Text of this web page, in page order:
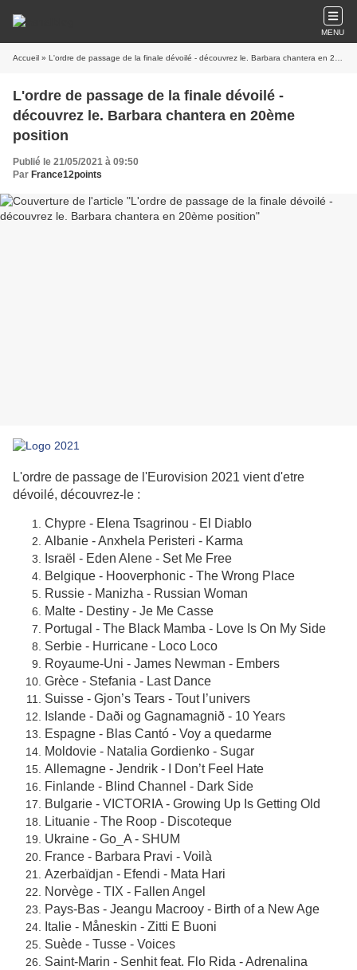
MENU
Accueil » L'ordre de passage de la finale dévoilé - découvrez le. Barbara chantera en 20ème position
L'ordre de passage de la finale dévoilé -
découvrez le. Barbara chantera en 20ème
position
Publié le 21/05/2021 à 09:50
Par France12points
L'ordre de passage de l'Eurovision 2021 vient d'etre
dévoilé, découvrez-le :
Chypre - Elena Tsagrinou - El Diablo
Albanie - Anxhela Peristeri - Karma
Israël - Eden Alene - Set Me Free
Belgique - Hooverphonic - The Wrong Place
Russie - Manizha - Russian Woman
Malte - Destiny - Je Me Casse
Portugal - The Black Mamba - Love Is On My Side
Serbie - Hurricane - Loco Loco
Royaume-Uni - James Newman - Embers
Grèce - Stefania - Last Dance
Suisse - Gjon’s Tears - Tout l’univers
Islande - Daði og Gagnamagnið - 10 Years
Espagne - Blas Cantó - Voy a quedarme
Moldovie - Natalia Gordienko - Sugar
Allemagne - Jendrik - I Don’t Feel Hate
Finlande - Blind Channel - Dark Side
Bulgarie - VICTORIA - Growing Up Is Getting Old
Lituanie - The Roop - Discoteque
Ukraine - Go_A - SHUM
France - Barbara Pravi - Voilà
Azerbaïdjan - Efendi - Mata Hari
Norvège - TIX - Fallen Angel
Pays-Bas - Jeangu Macrooy - Birth of a New Age
Italie - Måneskin - Zitti E Buoni
Suède - Tusse - Voices
Saint-Marin - Senhit feat. Flo Rida - Adrenalina